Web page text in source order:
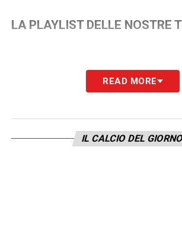
LA PLAYLIST DELLE NOSTRE
READ MORE
IL CALCIO DEL